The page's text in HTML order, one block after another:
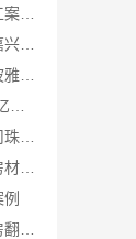
优秀家庭装潢家装基础工程施工案例——浙江乐享新材料有限公司
本地知名房屋装修服务环保，嘉兴绿色之家建材科技有限公司
宁波余姚家装设计到店咨询宁波雅美和居建材科技
广东鼎饰空间装饰工程有限公司珠三角靠谱空间设计优惠活动
西安未央区省心家装施工毛坯房材料靠谱-居安天成（西安）建筑工程有限责任公司